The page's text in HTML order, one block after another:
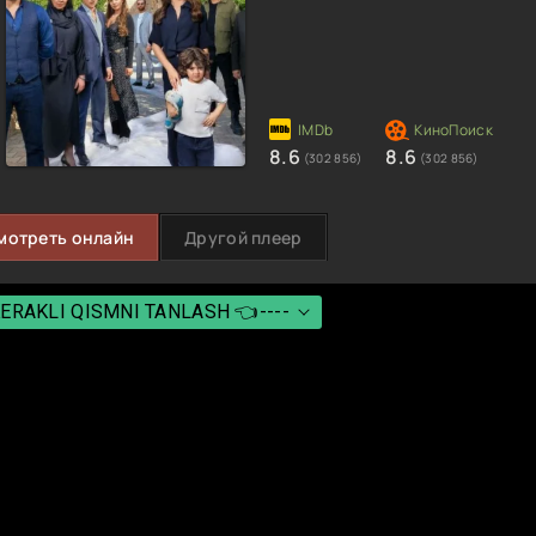
8.6 (302 856) 8.6 (302 856)
онлайн Другой плеер
QISMNI TANLASH 👈----